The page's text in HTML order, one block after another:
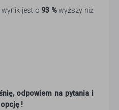
jest o 93 %wyższy niż
odpowiem na pytania i
!